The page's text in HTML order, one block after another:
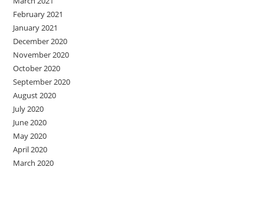
February 2021
January 2021
December 2020
November 2020
October 2020
September 2020
August 2020
July 2020
June 2020
May 2020
April 2020
March 2020